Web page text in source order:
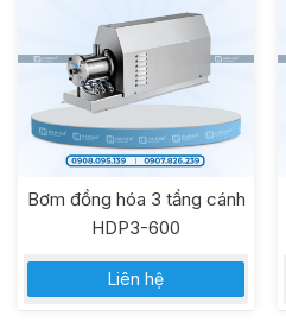
Bơm đồng hóa 3 tầng cánh
HDP3-600
Liên hệ